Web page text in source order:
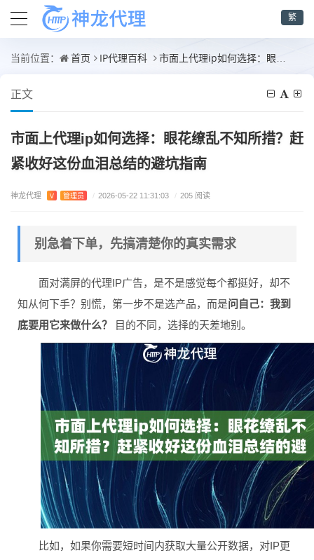
繁
当前位置： 首页 IP代理百科 市面上代理ip如何选择：眼花缭乱不知所措？赶紧收好这份血泪总结的避坑指南
正文
市面上代理ip如何选择：眼花缭乱不知所措？赶
紧收好这份血泪总结的避坑指南
神龙代理 V 管理员 / 2026-05-22 11:31:03 / 205 阅读
别急着下单，先搞清楚你的真实需求
面对满屏的代理IP广告，是不是感觉每个都挺好，却不
知从何下手？别慌，第一步不是选产品，而是问自己：我到
底要用它来做什么？
目的不同，选择的天差地别。
比如，如果你需要短时间内获取大量公开数据，对IP更